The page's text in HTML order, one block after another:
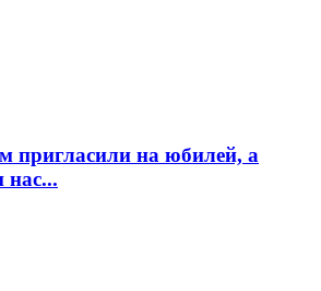
пригласили на юбилей, а
нас...